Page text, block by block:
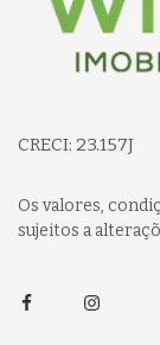
CRECI: 23.157J
Os valores,
sujeitos a
FacebookInstagram